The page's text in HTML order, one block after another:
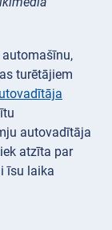
turētājiem
autovadītāja
atzīta par
īsu laika